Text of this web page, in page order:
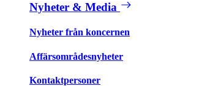
Nyheter & Media
Nyheter från koncernen
Affärsområdesnyheter
Kontaktpersoner